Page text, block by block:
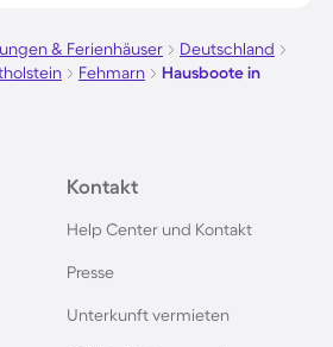
& Ferienhäuser
Deutschland
Fehmarn
Hausboote in
Kontakt
Help Center und Kontakt
Presse
Unterkunft vermieten